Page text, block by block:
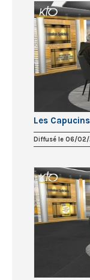
Les Capucins
Diffusé le 06/02/